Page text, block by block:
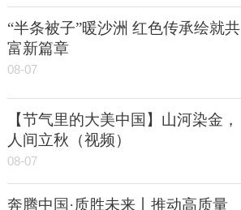
“半条被子”暖沙洲 红色传承绘就共
富新篇章
08-07
【节气里的大美中国】山河染金，
人间立秋（视频）
08-07
奔腾中国·质胜未来丨推动高质量